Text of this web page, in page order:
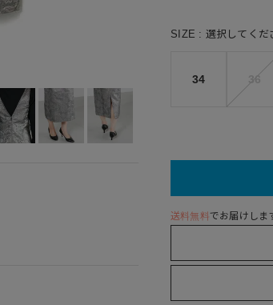
SIZE 選択してくだ
34
送料無料 でお届けしま